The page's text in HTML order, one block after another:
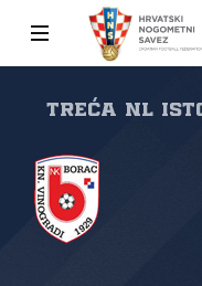
Treća NL